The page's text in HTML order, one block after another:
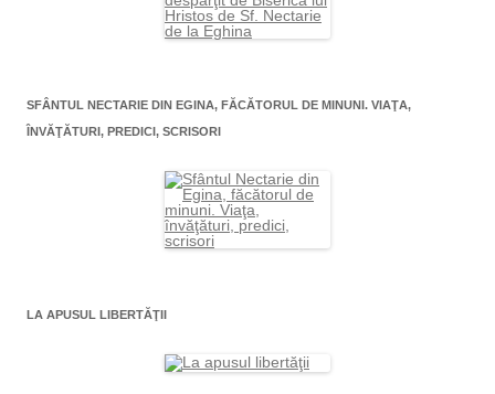
SFÂNTUL NECTARIE DIN EGINA, FĂCĂTORUL DE MINUNI. VIAŢA,
ÎNVĂŢĂTURI, PREDICI, SCRISORI
LA APUSUL LIBERTĂŢII